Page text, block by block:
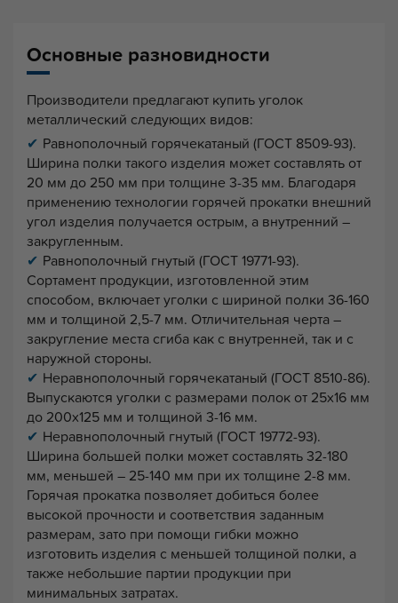
Основные разновидности
Производители предлагают купить уголок
металлический следующих видов:
Равнополочный горячекатаный (ГОСТ 8509-93).
Ширина полки такого изделия может составлять от
20 мм до 250 мм при толщине 3-35 мм. Благодаря
применению технологии горячей прокатки внешний
угол изделия получается острым, а внутренний –
закругленным.
Равнополочный гнутый (ГОСТ 19771-93).
Сортамент продукции, изготовленной этим
способом, включает уголки с шириной полки 36-160
мм и толщиной 2,5-7 мм. Отличительная черта –
закругление места сгиба как с внутренней, так и с
наружной стороны.
Неравнополочный горячекатаный (ГОСТ 8510-86).
Выпускаются уголки с размерами полок от 25х16 мм
до 200х125 мм и толщиной 3-16 мм.
Неравнополочный гнутый (ГОСТ 19772-93).
Ширина большей полки может составлять 32-180
мм, меньшей – 25-140 мм при их толщине 2-8 мм.
Горячая прокатка позволяет добиться более
высокой прочности и соответствия заданным
размерам, зато при помощи гибки можно
изготовить изделия с меньшей толщиной полки, а
также небольшие партии продукции при
минимальных затратах.